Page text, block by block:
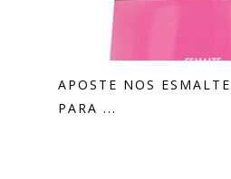
APOSTE NOS
PARA ...